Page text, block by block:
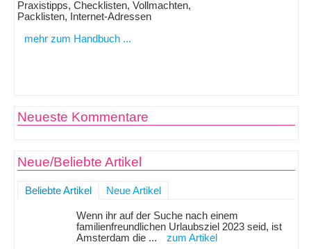
Praxistipps, Checklisten, Vollmachten,
Packlisten, Internet-Adressen
mehr zum Handbuch ...
Neueste Kommentare
Neue/Beliebte Artikel
Beliebte Artikel Neue Artikel
Wenn ihr auf der Suche nach einem
familienfreundlichen Urlaubsziel 2023 seid, ist
Amsterdam die ...
zum Artikel